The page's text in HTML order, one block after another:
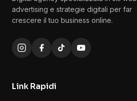
advertising e strategie digitali per far
crescere il tuo business online.
Link Rapidi